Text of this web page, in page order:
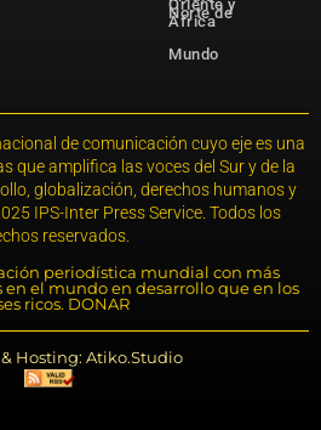
Oriente y
Norte de
África
Mundo
de comunicación cuyo eje es una
que amplifica las voces del Sur y de la
globalización, derechos humanos y
IPS-Inter Press Service. Todos los
reservados.
periodística mundial con más
en el mundo en desarrollo que en los
ricos. DONAR
Hosting: Atiko.Studio